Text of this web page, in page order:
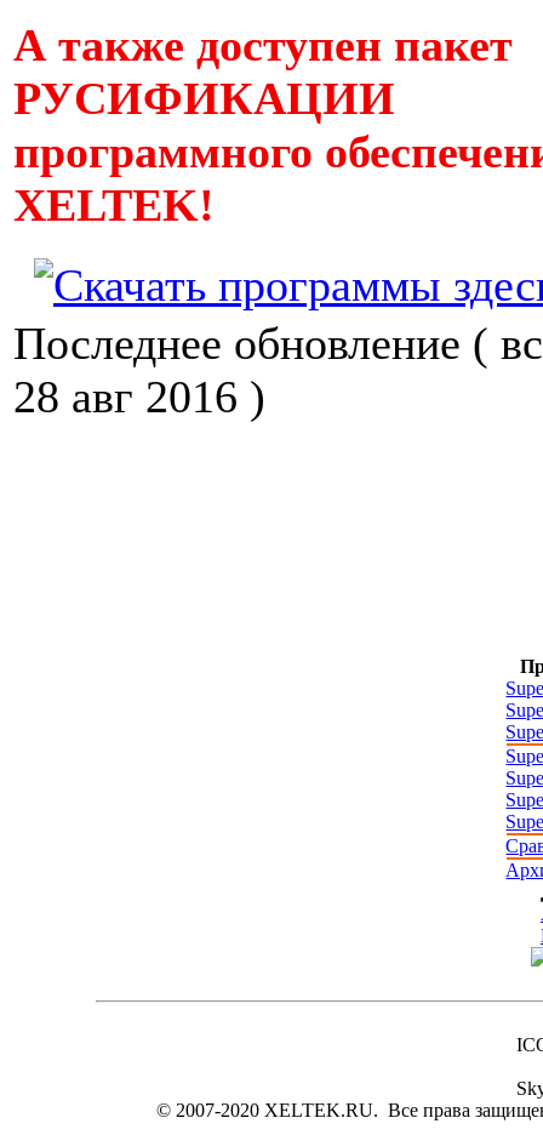
А также доступен пакет
РУСИФИКАЦИИ
программного
XELTEK!
Последнее обновление (
28 авг 2016 )
© 2007-2020 XELTEK.RU. Все права